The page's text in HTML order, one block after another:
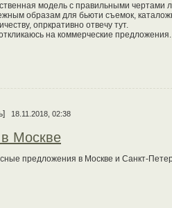
модель с правильными чертами
образам для бьюти съемок,
опркративно отвечу тут.
на коммерческие предложения.
18.11.2018, 02:38
Москве
предложения в Москве и Санкт-